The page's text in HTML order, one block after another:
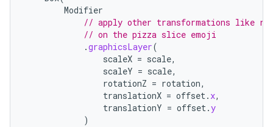
Modifier
// apply other transformations like
// on the pizza slice emoji
.graphicsLayer(
scaleX = scale,
scaleY = scale,
rotationZ = rotation,
translationX = offset. x,
translationY = offset.y
)